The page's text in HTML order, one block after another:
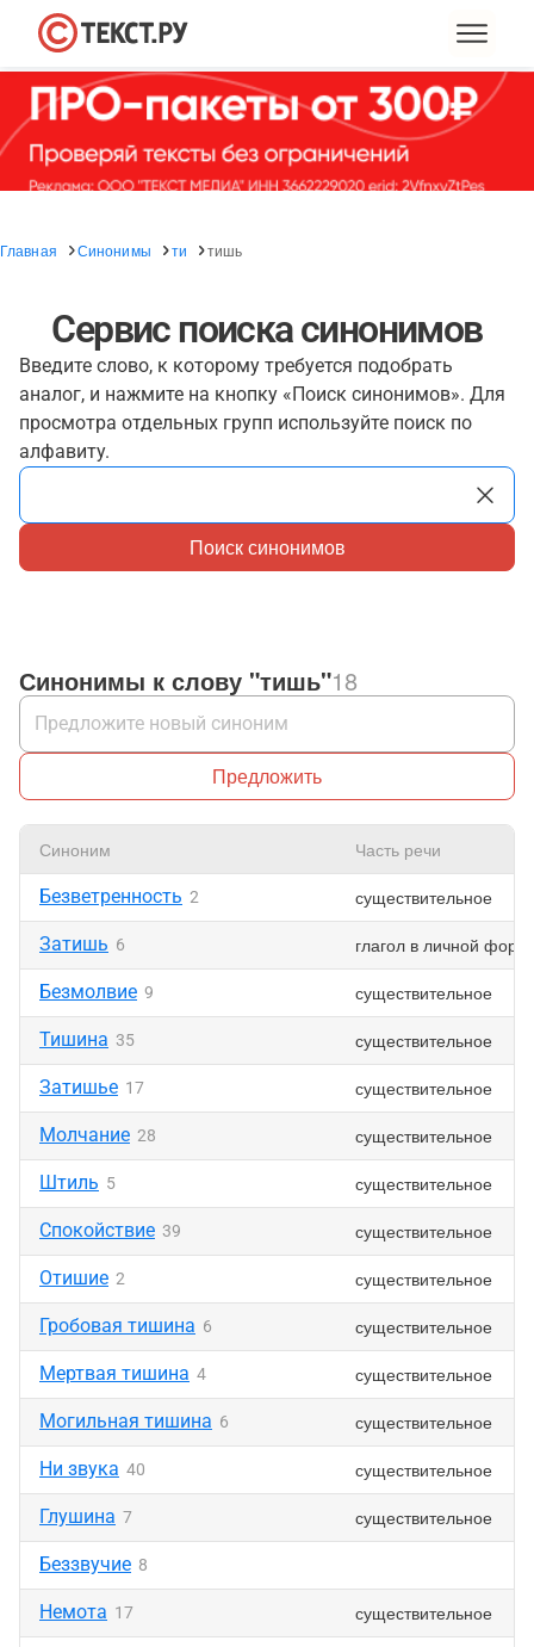
Главная Синонимы ти тишь
Сервис поиска синонимов
Введите слово, к которому требуется подобрать
аналог, и нажмите на кнопку «Поиск синонимов». Для
просмотра отдельных групп используйте поиск по
алфавиту.
Поиск синонимов
Синонимы к слову "тишь"18
Предложить
Синоним Часть речи
Безветренность 2 существительное
Затишь 6 глагол в личной
Безмолвие 9 существительное
Тишина 35 существительное
Затишье 17 существительное
Молчание 28 существительное
Штиль 5 существительное
Спокойствие 39 существительное
Отишие 2 существительное
Гробовая тишина 6 существительное
Мертвая тишина 4 существительное
Могильная тишина 6 существительное
Ни звука 40 существительное
Глушина 7 существительное
Беззвучие 8
Немота 17 существительное